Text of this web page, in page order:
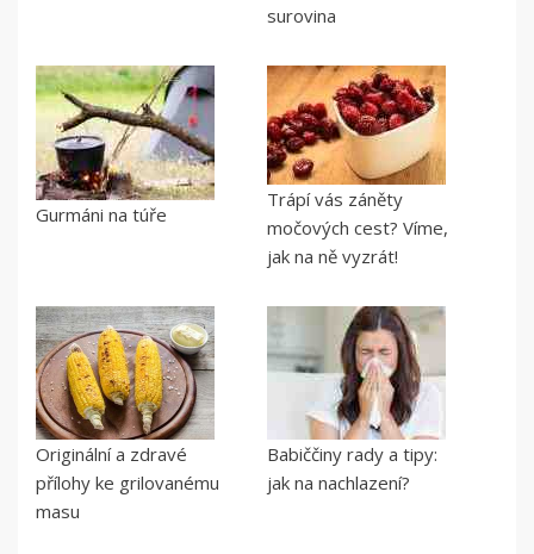
surovina
Gurmáni na túře
Trápí vás záněty
močových cest? Víme,
jak na ně vyzrát!
Originální a zdravé
přílohy ke grilovanému
masu
Babiččiny rady a tipy:
jak na nachlazení?